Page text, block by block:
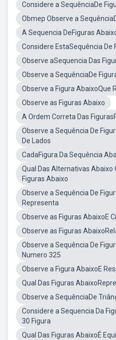
Considere a SequênciaDe
Obmep Observe a
A Sequencia DeFiguras
Considere EstaSequência De
Observe aSequencia Das
Observe a SequênciaDe
Observe a Figura AbaixoQue
Observe as Figuras Abaixo
A Ordem Correta Das
Observe a Sequência De
De Lados
CadaFigura Da Sequência
Qual Das Alternativas Abaixo
Figuras Abaixo
Observe a Sequência De
Representa
Observe as Figuras AbaixoE
Observe as Figuras
Observe a Sequência De
Numero 325
Observe a Figura AbaixoE
Qual Das Figuras
Observe a SequênciaDe
Considere a Sequencia Da
30 Figura
Qual Das Figuras AbaixoÉ